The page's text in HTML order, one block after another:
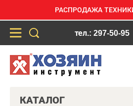
РАСПРОДАЖА
тел.: 297-50-95
КАТАЛОГ